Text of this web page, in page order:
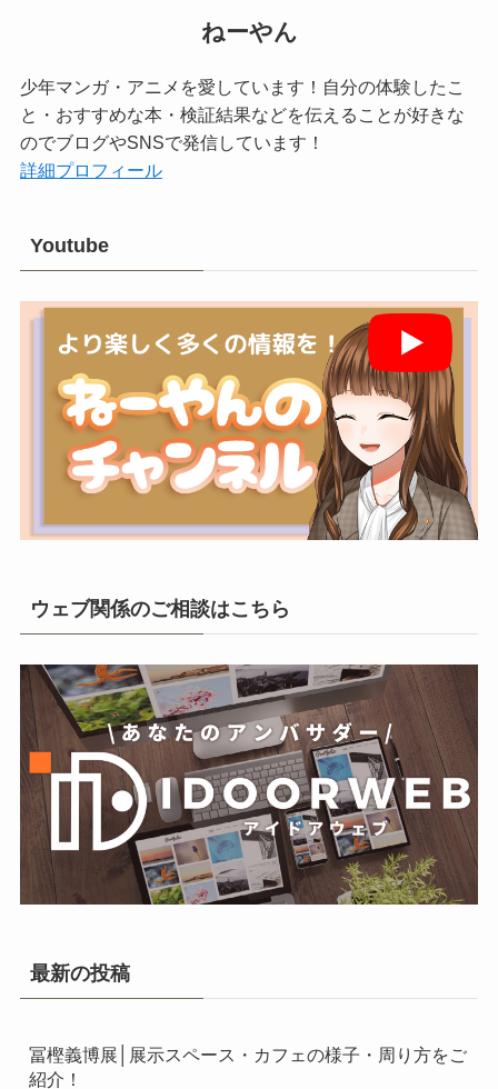
ねーやん
少年マンガ・アニメを愛しています！自分の体験したこ
と・おすすめな本・検証結果などを伝えることが好きな
のでブログやSNSで発信しています！
詳細プロフィール
Youtube
ウェブ関係のご相談はこちら
最新の投稿
冨樫義博展│展示スペース・カフェの様子・周り方をご
紹介！